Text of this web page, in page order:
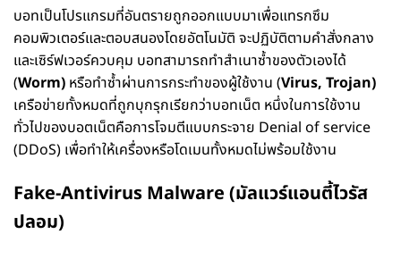
บอทเป็นโปรแกรมที่อันตรายถูกออกแบบมาเพื่อแทรกซึม
คอมพิวเตอร์และตอบสนองโดยอัตโนมัติ จะปฏิบัติตามคำสั่งกลาง
และเซิร์ฟเวอร์ควบคุม บอทสามารถทำสำเนาซ้ำของตัวเองได้
(Worm) หรือทำซ้ำผ่านการกระทำของผู้ใช้งาน (Virus, Trojan)
เครือข่ายทั้งหมดที่ถูกบุกรุกเรียกว่าบอทเน็ต หนึ่งในการใช้งาน
ทั่วไปของบอตเน็ตคือการโจมตีแบบกระจาย Denial of service
(DDoS) เพื่อทำให้เครื่องหรือโดเมนทั้งหมดไม่พร้อมใช้งาน
Fake-Antivirus Malware (มัลแวร์แอนตี้ไวรัส
ปลอม)